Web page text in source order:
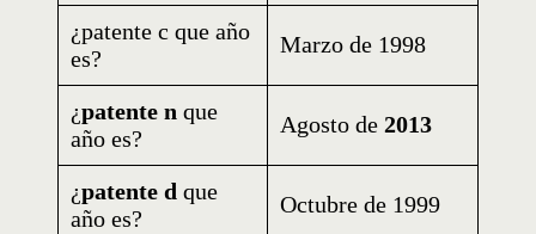
¿patente c que año
es?
Marzo de 1998
¿patente n que
año es?
Agosto de 2013
¿patente d que
año es?
Octubre de 1999